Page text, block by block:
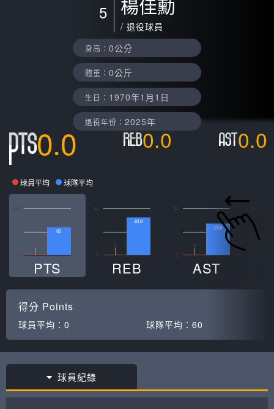
5
/ 退役球員
身高： 0公分
體重： 0公斤
生日： 1970年1月1日
退役年份： 2025年
0.0 0.0 0.0
球員平均 球隊平均
0
60
PTS
50
0
40.8
REB
20
0
13.6
AST
得分 Points
球員平均： 0 球隊平均： 60
球員紀錄